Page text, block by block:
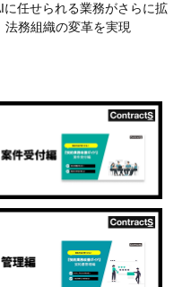
に任せられる業務がさらに拡
法務組織の変革を実現